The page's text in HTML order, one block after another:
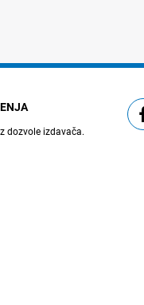
dozvole izdavača.